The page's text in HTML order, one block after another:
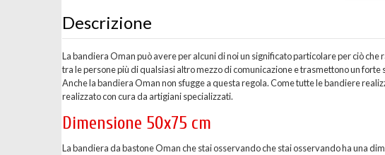
Descrizione
La bandiera Oman può avere per alcuni di noi un significato particolare per ciò
tra le persone più di qualsiasi altro mezzo di comunicazione e trasmettono un forte
Anche la bandiera Oman non sfugge a questa regola. Come tutte le bandiere
realizzato con cura da artigiani specializzati.
Dimensione 50x75 cm
La bandiera da bastone Oman che stai osservando che stai osservando ha una